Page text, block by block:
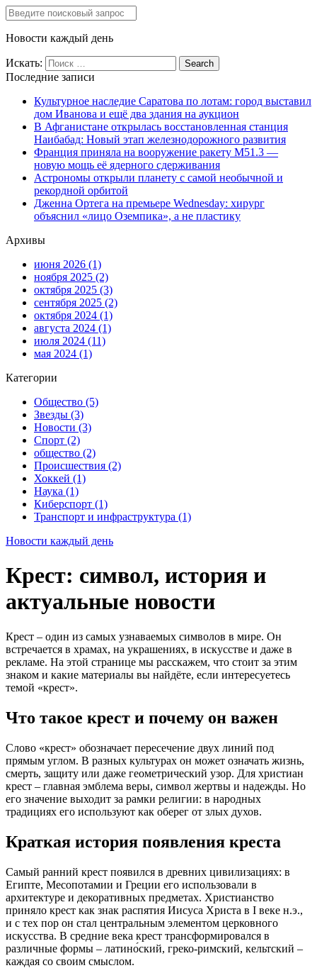
Новости каждый день
Искать:
Последние записи
Культурное наследие Саратова по лотам: город выставил
дом Иванова и ещё два здания на аукцион
В Афганистане открылась восстановленная станция
Наибабад: Новый этап железнодорожного развития
Франция приняла на вооружение ракету М51.3 —
новую мощь её ядерного сдерживания
Астрономы открыли планету с самой необычной и
рекордной орбитой
Дженна Ортега на премьере Wednesday: хирург
объяснил «лицо Оземпика», а не пластику
Архивы
июня 2026 (1)
ноября 2025 (2)
октября 2025 (3)
сентября 2025 (2)
октября 2024 (1)
августа 2024 (1)
июля 2024 (11)
мая 2024 (1)
Категории
Общество (5)
Звезды (3)
Новости (3)
Спорт (2)
общество (2)
Происшествия (2)
Хоккей (1)
Наука (1)
Киберспорт (1)
Транспорт и инфраструктура (1)
Новости каждый день
Крест: символ, история и
актуальные новости
Крест – один из самых узнаваемых символов в мире. Он
встречается в храмах, на украшениях, в искусстве и даже в
рекламе. На этой странице мы расскажем, что стоит за этим
знаком и какие материалы вы найдёте, если интересуетесь
темой «крест».
Что такое крест и почему он важен
Слово «крест» обозначает пересечение двух линий под
прямым углом. В разных культурах он может означать жизнь,
смерть, защиту или даже геометрический узор. Для христиан
крест – главная эмблема веры, символ жертвы и надежды. Но
его значение выходит за рамки религии: в народных
традициях его используют как оберег от злых духов.
Краткая история появления креста
Самый ранний крест появился в древних цивилизациях: в
Египте, Месопотамии и Греции его использовали в
архитектуре и декоративных предметах. Христианство
приняло крест как знак распятия Иисуса Христа в I веке н.э.,
и с тех пор он стал центральным элементом церковного
искусства. В средние века крест трансформировался в
различные формы – латино́ский, греко‑римский, кельтский –
каждая со своим смыслом.